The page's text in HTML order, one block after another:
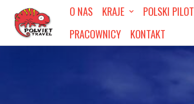
O NAS KRAJE POLSKI PILOT
PRACOWNICY
KONTAKT